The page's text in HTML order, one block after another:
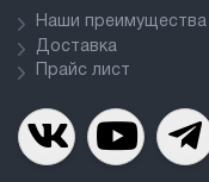
Наши преимущества
Доставка
Прайс лист